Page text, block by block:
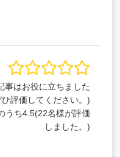
事はお役に立ちました
評価してください。)
うち4.5(22名様が評価
しました。)